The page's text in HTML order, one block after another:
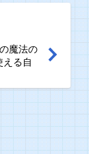
魔法の
る自